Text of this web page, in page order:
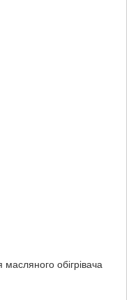
обігрівача